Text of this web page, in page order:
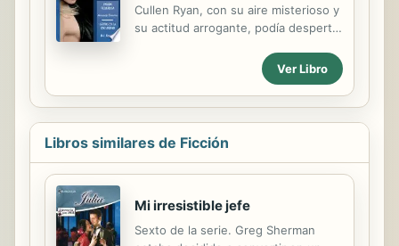
Cullen Ryan, con su aire misterioso y
su actitud arrogante, podía despertar
mujer. Él nunca había mirado a la
doctora Elizabeth Douglas,
inteligente y virginal, de aquel modo.
donde Elizabeth había encontrado un
cadáver, su corazón empezó a latir
descubrió una pasión peligrosa que
amenazaba su seguro mundo.
Entonces un asesino despiadado
Ver Libro
Libros similares de Ficción
Mi irresistible jefe
Sexto de la serie. Greg Sherman